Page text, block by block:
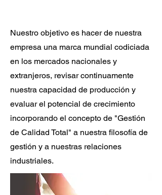
Nuestro objetivo es hacer de nuestra
empresa una marca mundial codiciada
en los mercados nacionales y
extranjeros, revisar continuamente
nuestra capacidad de producción y
evaluar el potencial de crecimiento
incorporando el concepto de "Gestión
de Calidad Total" a nuestra filosofía de
gestión y a nuestras relaciones
industriales.